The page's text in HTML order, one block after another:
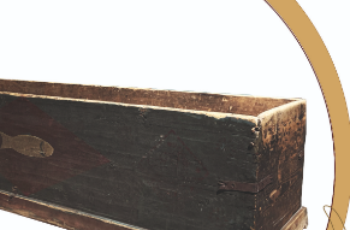
Независимая оценка
Проекты и программы
Научные издания
Музей В.Г. Распутина
свт. Иннокентия (Вениаминова)
Научно-фондовый отдел
Повышение квалификации
Передвижные выставки
Отчетность